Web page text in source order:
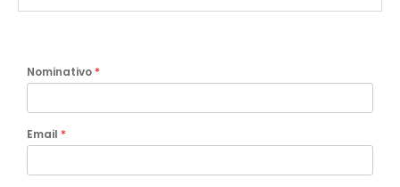
Nominativo *
Email *